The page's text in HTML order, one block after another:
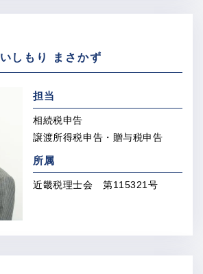
いしもり まさかず
担当
相続税申告
譲渡所得税申告・贈与税申告
所属
近畿税理士会 第115321号